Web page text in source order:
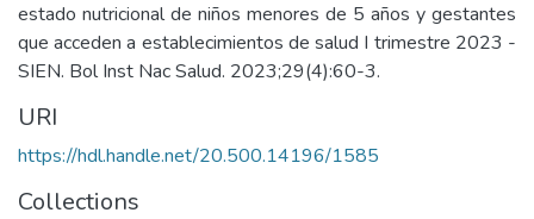
estado nutricional de niños menores de 5 años y gestantes
que acceden a establecimientos de salud I trimestre 2023 -
SIEN. Bol Inst Nac Salud. 2023;29(4):60-3.
URI
https://hdl.handle.net/20.500.14196/1585
Collections